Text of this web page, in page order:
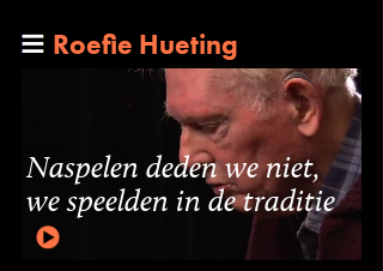
Roefie Hueting
Naspelen deden we niet,
we speelden in de traditie